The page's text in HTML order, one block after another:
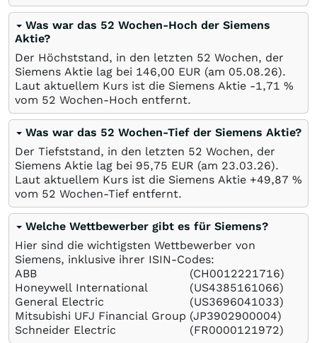
Was war das 52 Wochen-Hoch der Siemens
Aktie?
Der Höchststand, in den letzten 52 Wochen, der
Siemens Aktie lag bei 146,00 EUR (am 05.08.26).
Laut aktuellem Kurs ist die Siemens Aktie -1,71 %
vom 52 Wochen-Hoch entfernt.
Was war das 52 Wochen-Tief der Siemens Aktie?
Der Tiefststand, in den letzten 52 Wochen, der
Siemens Aktie lag bei 95,75 EUR (am 23.03.26).
Laut aktuellem Kurs ist die Siemens Aktie +49,87 %
vom 52 Wochen-Tief entfernt.
Welche Wettbewerber gibt es für Siemens?
Hier sind die wichtigsten Wettbewerber von
Siemens, inklusive ihrer ISIN-Codes:
ABB
(CH0012221716)
Honeywell International
(US4385161066)
General Electric
(US3696041033)
Mitsubishi UFJ Financial Group (JP3902900004)
Schneider Electric
(FR0000121972)